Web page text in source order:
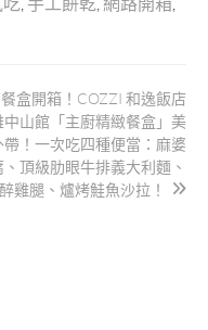
盒開箱！COZZI 和逸飯店
中山館「主廚精緻餐盒」美
帶！一次吃四種便當：麻婆
、頂級肋眼牛排義大利麵、
雞腿、爐烤鮭魚沙拉！